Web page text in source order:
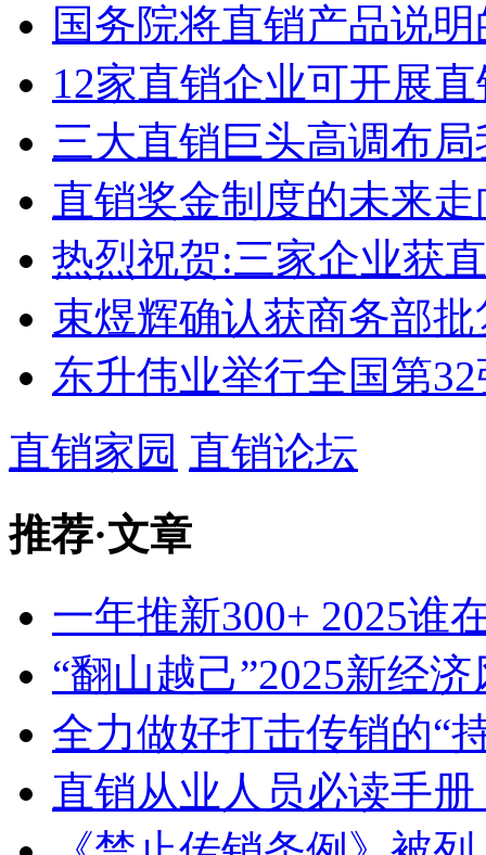
国务院将直销产品说
12家直销企业可开展
三大直销巨头高调布
直销奖金制度的未来走
热烈祝贺:三家企业获
束煜辉确认获商务部
东升伟业举行全国第
直销家园 直销论坛
推荐·文章
一年推新300+ 2025谁
“翻山越己”2025新经
全力做好打击传销的“
直销从业人员必读手